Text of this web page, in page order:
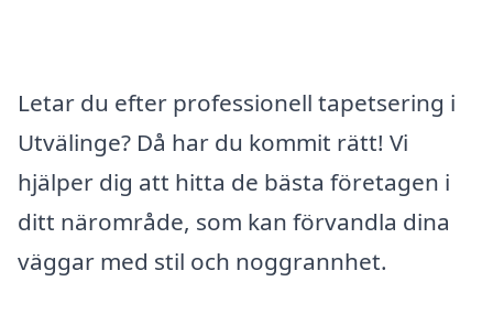
Letar du efter professionell tapetsering i
Utvälinge? Då har du kommit rätt! Vi
hjälper dig att hitta de bästa företagen i
ditt närområde, som kan förvandla dina
väggar med stil och noggrannhet.